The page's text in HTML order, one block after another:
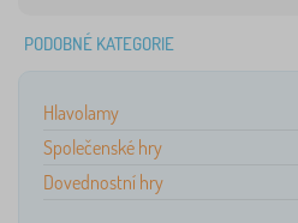
PODOBNÉ KATEGORIE
Hlavolamy
Společenské hry
Dovednostní hry